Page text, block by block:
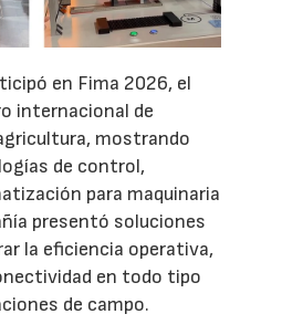
en Fima 2026, el
internacional de
mostrando
de control,
para maquinaria
presentó soluciones
la eficiencia operativa,
en todo tipo
de campo.